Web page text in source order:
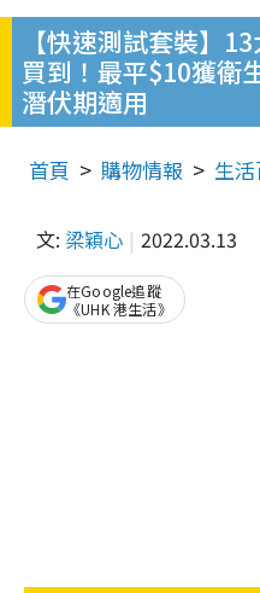
【快速測試套裝】
買到！最平$10獲衛
潛伏期適用
首頁 購物情報 生
文: 梁穎心 2022.03.13
在Google追蹤
《UHK 港生活》